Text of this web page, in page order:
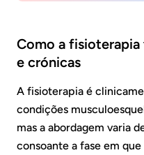
Como a
e crónicas
A fisioterapia é
condições
mas a abordagem varia
consoante a fase em